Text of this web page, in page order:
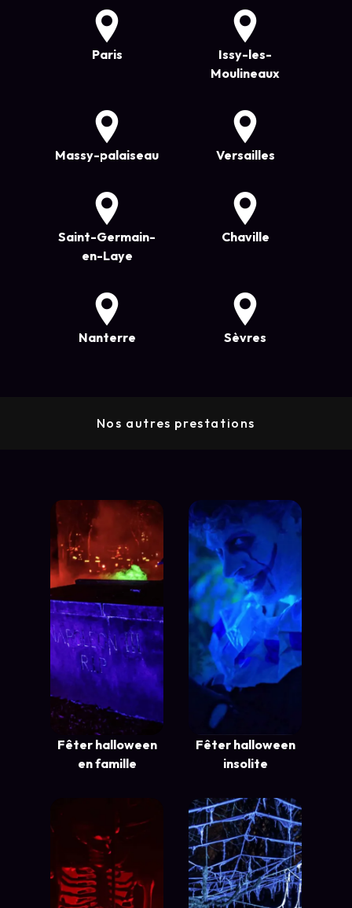
Paris
Issy-les-
Moulineaux
Massy-palaiseau Versailles
Saint-Germain-
en-Laye
Chaville
Nanterre Sèvres
Nos autres prestations
Fêter halloween
en famille
Fêter halloween
insolite